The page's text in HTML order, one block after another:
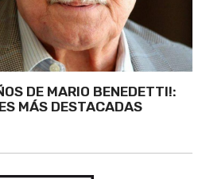
DE MARIO BENEDETTI!:
MÁS DESTACADAS